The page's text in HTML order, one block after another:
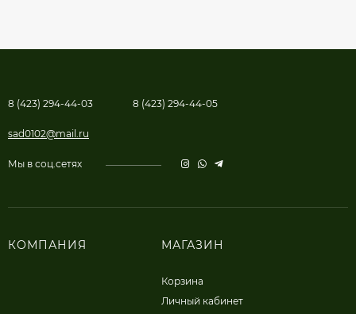
8 (423) 294-44-03 8 (423) 294-44-05
sad0102@mail.ru
Мы в соц.сетях
КОМПАНИЯ МАГАЗИН
Корзина
Личный кабинет